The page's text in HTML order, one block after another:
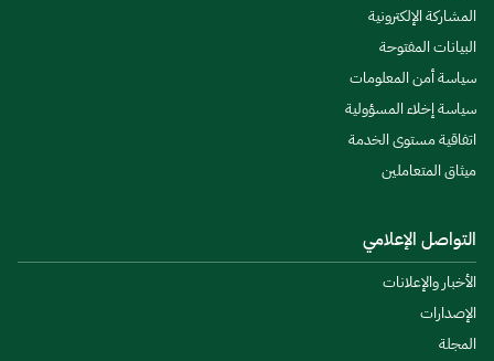
المشاركة الإلكترونية
البيانات المفتوحة
سياسة أمن المعلومات
سياسة إخلاء المسؤولية
اتفاقية مستوى الخدمة
ميثاق المتعاملين
التواصل الإعلامي
الأخبار والإعلانات
الإصدارات
المجلة